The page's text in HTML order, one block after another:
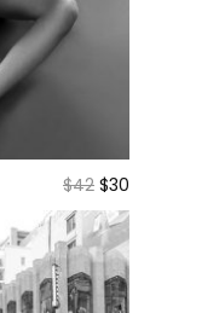
$42 $30